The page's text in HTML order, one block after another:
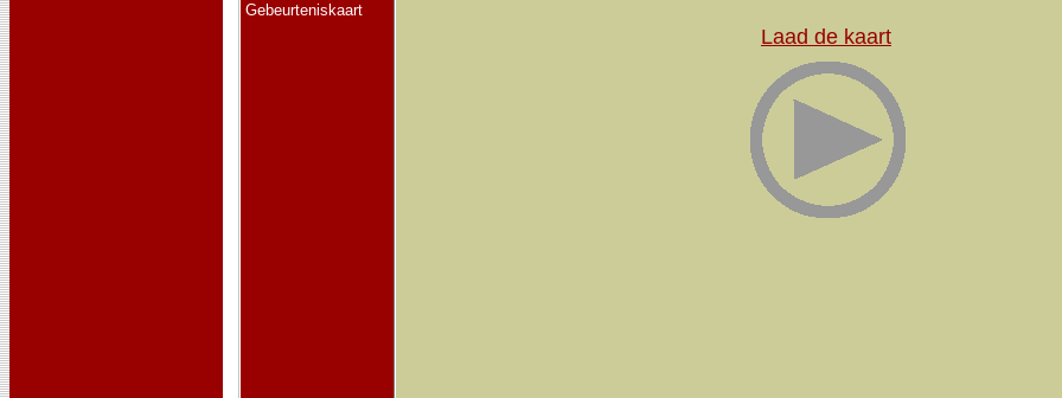
Gebeurteniskaart
Laad de kaart